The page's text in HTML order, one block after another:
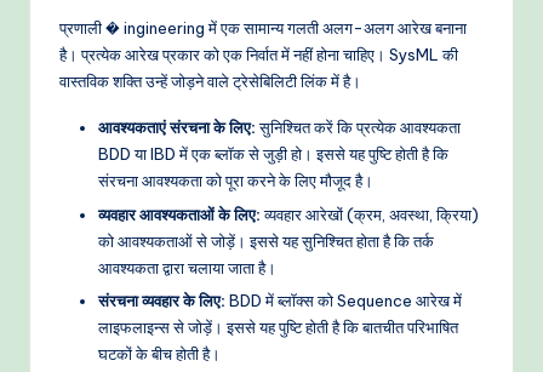
प्रणाली � ingineering में एक सामान्य गलती अलग-अलग आरेख बनाना
है। प्रत्येक आरेख प्रकार को एक निर्वात में नहीं होना चाहिए। SysML की
वास्तविक शक्ति उन्हें जोड़ने वाले ट्रेसेबिलिटी लिंक में है।
आवश्यकताएं संरचना के लिए:सुनिश्चित करें कि प्रत्येक आवश्यकता
BDD या IBD में एक ब्लॉक से जुड़ी हो। इससे यह पुष्टि होती है कि
संरचना आवश्यकता को पूरा करने के लिए मौजूद है।
व्यवहार आवश्यकताओं के लिए:व्यवहार आरेखों (क्रम, अवस्था, क्रिया)
को आवश्यकताओं से जोड़ें। इससे यह सुनिश्चित होता है कि तर्क
आवश्यकता द्वारा चलाया जाता है।
संरचना व्यवहार के लिए: BDD में ब्लॉक्स को Sequence आरेख में
लाइफलाइन्स से जोड़ें। इससे यह पुष्टि होती है कि बातचीत परिभाषित
घटकों के बीच होती है।